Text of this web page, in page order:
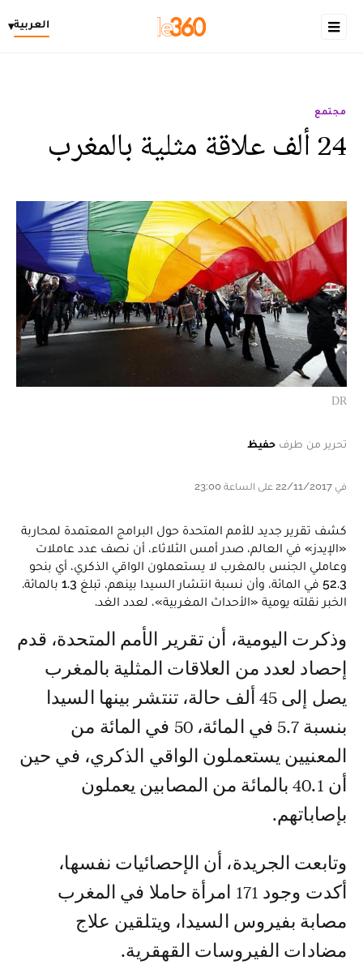
العربية▾
مجتمع
24 ألف علاقة مثلية بالمغرب
DR
تحرير من طرف حفيظ
في 22/11/2017 على الساعة 23:00
كشف تقرير جديد للأمم المتحدة حول البرامج المعتمدة لمحاربة
«الإيدز» في العالم، صدر أمس الثلاثاء، أن نصف عدد عاملات
وعاملي الجنس بالمغرب لا يستعملون الواقي الذكري، أي بنحو
52.3 في المائة، وأن نسبة انتشار السيدا بينهم، تبلغ 1.3 بالمائة.
الخبر نقلته يومية «الأحداث المغربية»، لعدد الغد.
وذكرت اليومية، أن تقرير الأمم المتحدة، قدم
إحصاد لعدد من العلاقات المثلية بالمغرب
يصل إلى 45 ألف حالة، تنتشر بينها السيدا
بنسبة 5.7 في المائة، 50 في المائة من
المعنيين يستعملون الواقي الذكري، في حين
أن 40.1 بالمائة من المصابين يعملون
بإصاباتهم.
وتابعت الجريدة، أن الإحصائيات نفسها،
أكدت وجود 171 امرأة حاملا في المغرب
مصابة بفيروس السيدا، ويتلقين علاج
مضادات الفيروسات القهقرية.